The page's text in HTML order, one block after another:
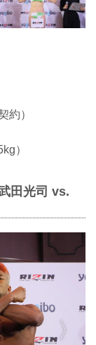
約）
）
田光司 vs.